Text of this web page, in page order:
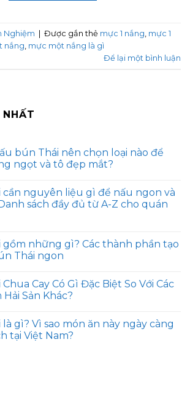
Nghiệm | Được gắn thẻ mực 1 nắng mực 1
nắng mực một nắng là gì
Để lại một bình luận
bún Thái nên chọn loại nào để
ngọt và tô đẹp mắt?
cần nguyên liệu gì để nấu ngon và
sách đầy đủ từ A-Z cho quán
gồm những gì? Các thành phần tạo
Thái ngon
Cay Có Gì Đặc Biệt So Với Các
Sản Khác?
gì? Vì sao món ăn này ngày càng
tại Việt Nam?